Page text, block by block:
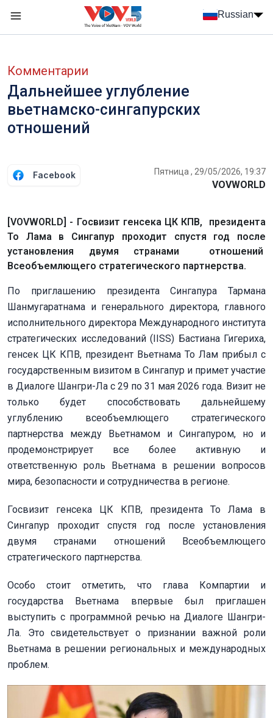
Russian
Комментарии
Дальнейшее углубление
вьетнамско-сингапурских
отношений
Facebook Пятница , 29/05/2026, 19:37
VOVWORLD
[VOVWORLD] - Госвизит генсека ЦК КПВ, президента
То Лама в Сингапур проходит спустя год после
установления двумя странами отношений
Всеобъемлющего стратегического партнерства.
По приглашению президента Сингапура Тармана
Шанмугаратнама и генерального директора, главного
исполнительного директора Международного института
стратегических исследований (IISS) Бастиана Гигериха,
генсек ЦК КПВ, президент Вьетнама То Лам прибыл с
государственным визитом в Сингапур и примет участие
в Диалоге Шангри-Ла с 29 по 31 мая 2026 года. Визит не
только будет способствовать дальнейшему
углублению всеобъемлющего стратегического
партнерства между Вьетнамом и Сингапуром, но и
продемонстрирует все более активную и
ответственную роль Вьетнама в решении вопросов
мира, безопасности и сотрудничества в регионе.
Госвизит генсека ЦК КПВ, президента То Лама в
Сингапур проходит спустя год после установления
двумя странами отношений Всеобъемлющего
стратегического партнерства.
Особо стоит отметить, что глава Компартии и
государства Вьетнама впервые был приглашен
выступить с программной речью на Диалоге Шангри-
Ла. Это свидетельствует о признании важной роли
Вьетнама в решении региональных и международных
проблем.